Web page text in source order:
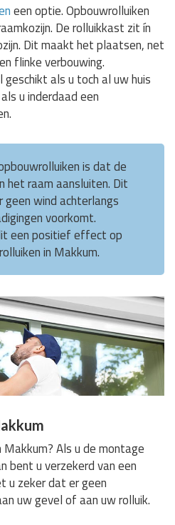
een optie. Opbouwrolluiken
De rolluikkast zit ín
Dit maakt het plaatsen, net
flinke verbouwing.
als u toch al uw huis
u inderdaad een
is dat de
het raam aansluiten. Dit
wind achterlangs
voorkomt.
een positief effect op
in Makkum.
Makkum? Als u de montage
bent u verzekerd van een
u zeker dat er geen
uw gevel of aan uw rolluik.